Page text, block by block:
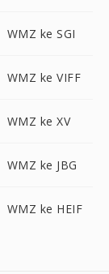
WMZ ke SGI
WMZ ke VIFF
WMZ ke XV
WMZ ke JBG
WMZ ke HEIF